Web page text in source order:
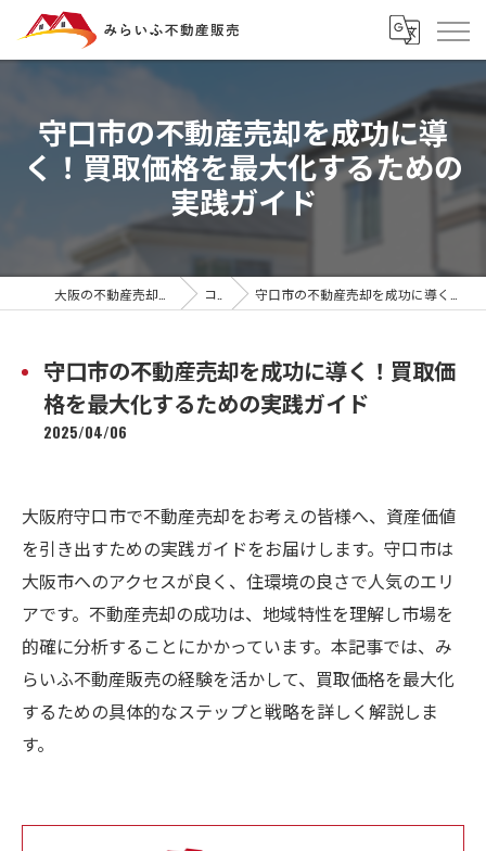
守口市の不動産売却を成功に導
く！買取価格を最大化するための
実践ガイド
コラム 守口市の不動産売却を成功に導く！買取価格を最大化するための実践ガイド
守口市の不動産売却を成功に導く！買取価
格を最大化するための実践ガイド
2025/04/06
大阪府守口市で不動産売却をお考えの皆様へ、資産価値
を引き出すための実践ガイドをお届けします。守口市は
大阪市へのアクセスが良く、住環境の良さで人気のエリ
アです。不動産売却の成功は、地域特性を理解し市場を
的確に分析することにかかっています。本記事では、み
らいふ不動産販売の経験を活かして、買取価格を最大化
するための具体的なステップと戦略を詳しく解説しま
す。